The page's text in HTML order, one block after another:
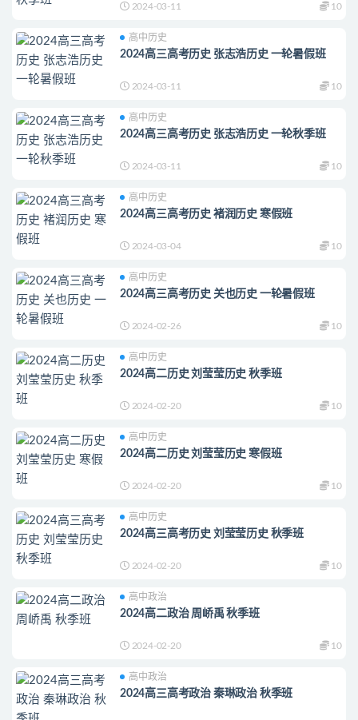
2024-03-11 10
高中历史
2024高三高考历史 张志浩历史 一轮暑假班
2024-03-11 10
高中历史
2024高三高考历史 张志浩历史 一轮秋季班
2024-03-11 10
高中历史
2024高三高考历史 褚润历史 寒假班
2024-03-04 10
高中历史
2024高三高考历史 关也历史 一轮暑假班
2024-02-26 10
高中历史
2024高二历史 刘莹莹历史 秋季班
2024-02-20 10
高中历史
2024高二历史 刘莹莹历史 寒假班
2024-02-20 10
高中历史
2024高三高考历史 刘莹莹历史 秋季班
2024-02-20 10
高中政治
2024高二政治 周峤禹 秋季班
2024-02-20 10
高中政治
2024高三高考政治 秦琳政治 秋季班